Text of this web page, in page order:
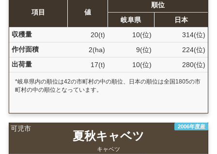
項目 値
順位
岐阜県
日本
収穫量
20(t) 10(位)
314(位)
作付面積
2(ha) 9(位)
224(位)
出荷量
17(t) 10(位) 280(位)
*岐阜県内の順位は42の市町村の中の順位、日本の順位は全国1805の市
町村の中の順位となっています。
可児市 2006年度産
夏秋キャベツ
キャベツ